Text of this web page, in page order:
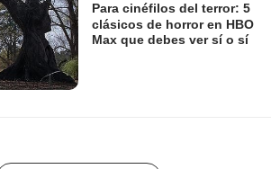
Para cinéfilos del terror: 5
clásicos de horror en HBO
Max que debes ver sí o sí